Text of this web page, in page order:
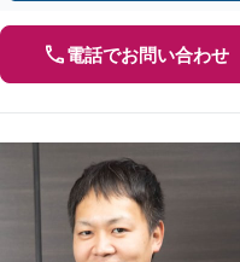
電話でお問い合わせ